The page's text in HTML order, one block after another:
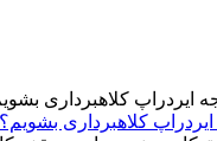
کلاهبرداری بشویم؟